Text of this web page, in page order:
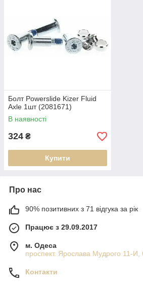
Болт Powerslide Kizer Fluid
Axle 1шт (2081671)
В наявності
324 ₴
Купити
Про нас
90% позитивних з 71 відгука за рік
Працює з 29.09.2017
м. Одеса
проспект. Ярослава Мудрого 11-И,
Контакти